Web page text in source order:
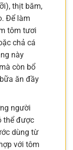
thịt băm,
Để làm
tôm tươi
chả cá
này
còn bổ
ăn đầy
người
thể được
dùng từ
với tôm